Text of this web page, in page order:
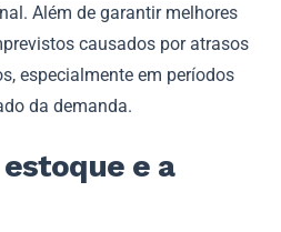
Além de garantir melhores
causados por atrasos
especialmente em períodos
da demanda.
e a